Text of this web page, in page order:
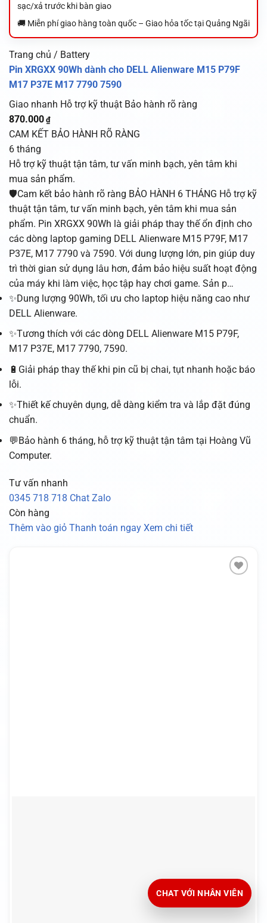
sạc/xả trước khi bàn giao
🚚 Miễn phí giao hàng toàn quốc – Giao hỏa tốc tại Quảng Ngãi
Trang chủ / Battery
Pin XRGXX 90Wh dành cho DELL Alienware M15 P79F
M17 P37E M17 7790 7590
Giao nhanh Hỗ trợ kỹ thuật Bảo hành rõ ràng
870.000 ₫
CAM KẾT BẢO HÀNH RÕ RÀNG
6 tháng
Hỗ trợ kỹ thuật tận tâm, tư vấn minh bạch, yên tâm khi
mua sản phẩm.
🛡️Cam kết bảo hành rõ ràng BẢO HÀNH 6 THÁNG Hỗ trợ kỹ
thuật tận tâm, tư vấn minh bạch, yên tâm khi mua sản
phẩm. Pin XRGXX 90Wh là giải pháp thay thế ổn định cho
các dòng laptop gaming DELL Alienware M15 P79F, M17
P37E, M17 7790 và 7590. Với dung lượng lớn, pin giúp duy
trì thời gian sử dụng lâu hơn, đảm bảo hiệu suất hoạt động
của máy khi làm việc, học tập hay chơi game. Sản p…
✨Dung lượng 90Wh, tối ưu cho laptop hiệu năng cao như
DELL Alienware.
✨Tương thích với các dòng DELL Alienware M15 P79F,
M17 P37E, M17 7790, 7590.
🔋Giải pháp thay thế khi pin cũ bị chai, tụt nhanh hoặc báo
lỗi.
✨Thiết kế chuyên dụng, dễ dàng kiểm tra và lắp đặt đúng
chuẩn.
💬Bảo hành 6 tháng, hỗ trợ kỹ thuật tận tâm tại Hoàng Vũ
Computer.
Tư vấn nhanh
0345 718 718 Chat Zalo
Còn hàng
Thêm vào giỏ Thanh toán ngay Xem chi tiết
CHAT VỚI NHÂN VIÊN